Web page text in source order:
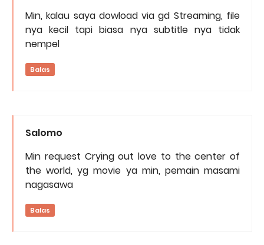
Min, kalau saya dowload via gd Streaming, file
nya kecil tapi biasa nya subtitle nya tidak
nempel
Balas
Salomo
Min request Crying out love to the center of
the world, yg movie ya min, pemain masami
nagasawa
Balas